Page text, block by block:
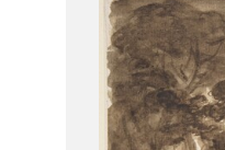
CIDG
CORPORATE
ACTION
SEDE